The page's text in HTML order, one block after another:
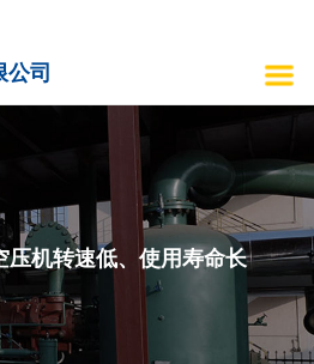
公司
压机转速低、使用寿命长